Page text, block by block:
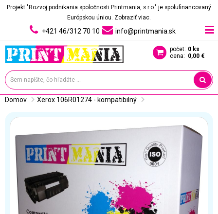
Projekt "Rozvoj podnikania spoločnosti Printmania, s.r.o." je spolufinancovaný
Európskou úniou. Zobraziť viac.
+421 46/312 70 10 info@printmania.sk
počet: 0 ks
cena: 0,00 €
Domov Xerox 106R01274 - kompatibilný